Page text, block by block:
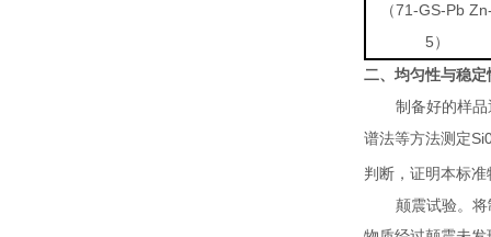
（71-GS-Pb
5 ）
二、均匀性与稳定
制备好的样
谱法等方法测定
判断，证明本标
颠震试验。